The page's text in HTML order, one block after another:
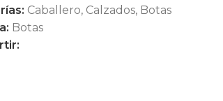
Caballero, Calzados, Botas
Botas